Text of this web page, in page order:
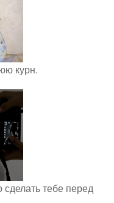
курн.
тебе перед